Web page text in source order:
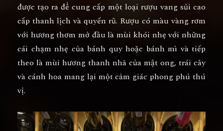
được tạo ra để cung cấp một loại rượu vang sủi cao
cấp thanh lịch và quyến rũ. Rượu có màu vàng rơm
với hương thơm mở đầu là mùi khói nhẹ với những
cái chạm nhẹ của bánh quy hoặc bánh mì và tiếp
theo là mùi hương thanh nhã của mật ong, trái cây
và cánh hoa mang lại một cảm giác phong phú thú
vị.